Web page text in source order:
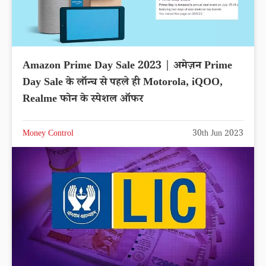
Amazon Prime Day Sale 2023 | अमेज़न Prime
Day Sale के लॉन्च से पहले ही Motorola, iQOO,
Realme फोन के स्पेशल ऑफर
Money Control 30th Jun 2023